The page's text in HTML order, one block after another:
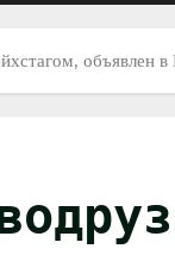
объявлен